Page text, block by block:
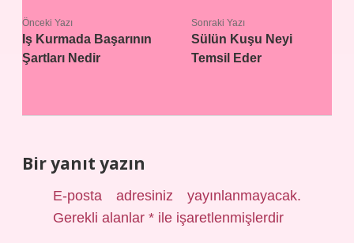
Önceki Yazı
Iş Kurmada Başarının
Şartları Nedir
Sonraki Yazı
Sülün Kuşu Neyi
Temsil Eder
Bir yanıt yazın
E-posta adresiniz yayınlanmayacak.
Gerekli alanlar* ile işaretlenmişlerdir